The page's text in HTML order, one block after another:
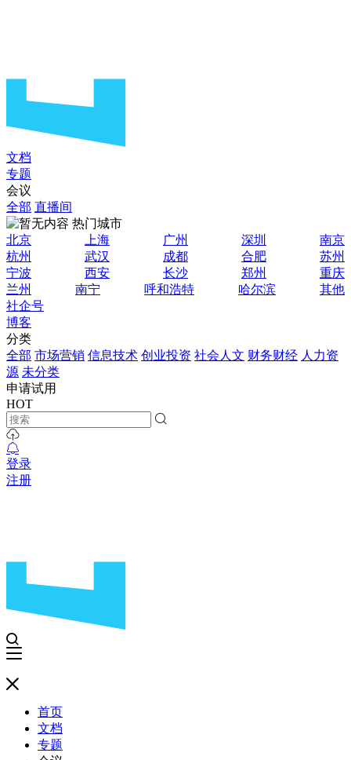
文档
专题
会议
全部 直播间
热门城市
北京
上海 广州 深圳
南京
杭州
武汉 成都 合肥
苏州
宁波
西安 长沙 郑州
重庆
兰州
南宁 呼和浩特 哈尔滨
其他
社企号
博客
分类
全部 市场营销 信息技术 创业投资 社会人文 财务财经 人力资
源 未分类
申请试用
HOT
登录
注册
首页
文档
专题